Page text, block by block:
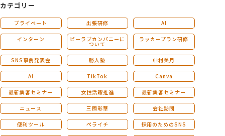
カテゴリー
プライベート 出張研修 AI
インターン ビーラブカンパニーに
ついて
ラッカープラン研修
SNS事例発表会 勝人塾 中村美月
AI TikTok Canva
最新集客セミナー 女性活躍推進 最新集客セミナー
ニュース 三國彩華 会社訪問
便利ツール ペライチ 採用のためのSNS